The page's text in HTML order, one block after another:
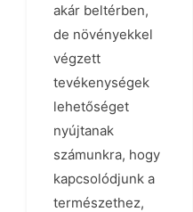
akár beltérben,
de növényekkel
végzett
tevékenységek
lehetőséget
nyújtanak
számunkra, hogy
kapcsolódjunk a
természethez,